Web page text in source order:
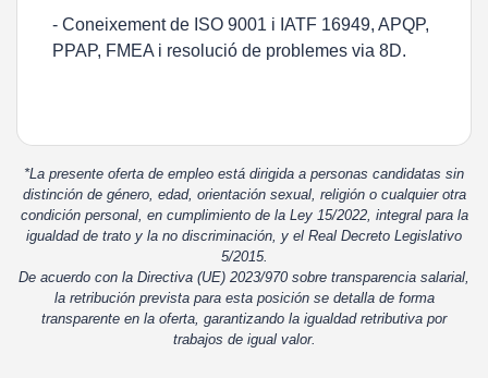
- Coneixement de ISO 9001 i IATF 16949, APQP,
PPAP, FMEA i resolució de problemes via 8D.
*La presente oferta de empleo está dirigida a personas candidatas sin
distinción de género, edad, orientación sexual, religión o cualquier otra
condición personal, en cumplimiento de la Ley 15/2022, integral para la
igualdad de trato y la no discriminación, y el Real Decreto Legislativo
5/2015.
De acuerdo con la Directiva (UE) 2023/970 sobre transparencia salarial,
la retribución prevista para esta posición se detalla de forma
transparente en la oferta, garantizando la igualdad retributiva por
trabajos de igual valor.